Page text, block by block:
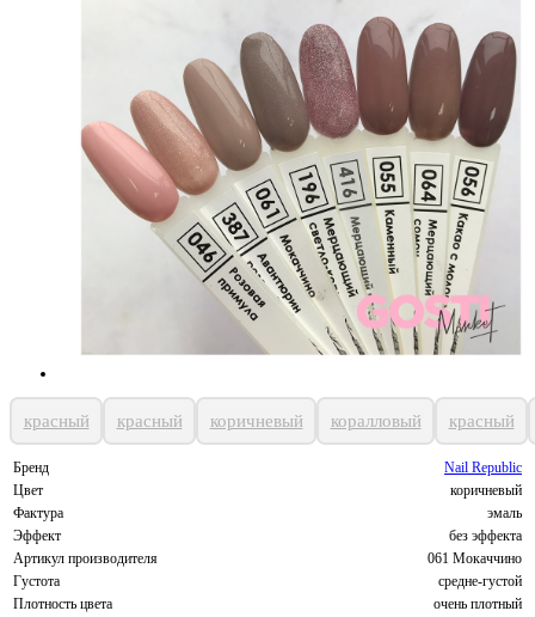
красный красный коричневый коралловый красный
Бренд
Nail Republic
Цвет
коричневый
Фактура
эмаль
Эффект
без эффекта
Артикул производителя
061 Мокаччино
Густота
средне-густой
Плотность цвета
очень плотный